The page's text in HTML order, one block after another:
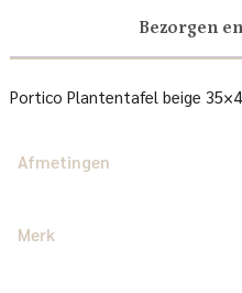
Bezorgen
Portico Plantentafel beige
Afmetingen
Merk